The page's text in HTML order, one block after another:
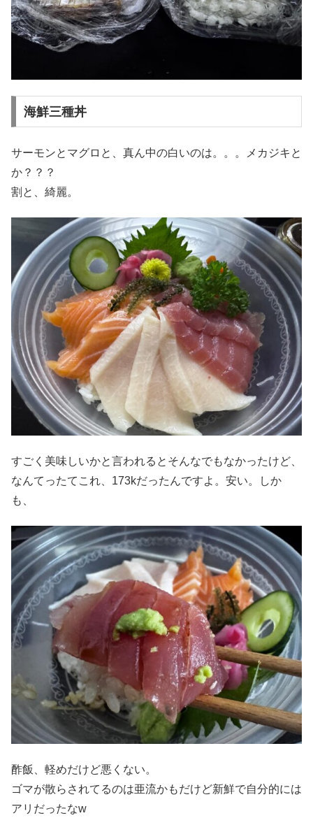
海鮮三種丼
サーモンとマグロと、真ん中の白いのは。。。メカジキと
か？？？
割と、綺麗。
すごく美味しいかと言われるとそんなでもなかったけど、
なんてったてこれ、173kだったんですよ。安い。しか
も、
酢飯、軽めだけど悪くない。
ゴマが散らされてるのは亜流かもだけど新鮮で自分的には
アリだったなw